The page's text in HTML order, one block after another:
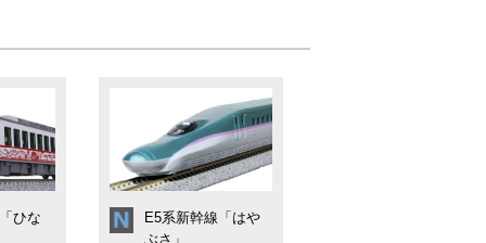
ひな
E5系新幹線「はや
ぶさ」